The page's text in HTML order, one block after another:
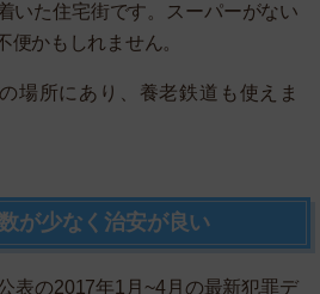
いた住宅街です。スーパーがない
便かもしれません。
場所にあり、養老鉄道も使えま
が少なく治安が良い
表の2017年1月~4月の最新犯罪デ